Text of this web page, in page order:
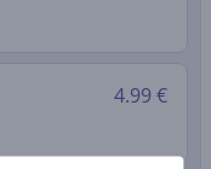
4.99 €